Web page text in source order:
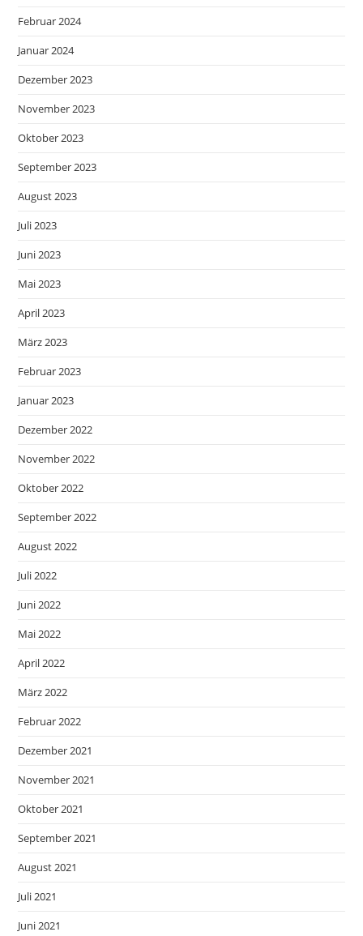
Februar 2024
Januar 2024
Dezember 2023
November 2023
Oktober 2023
September 2023
August 2023
Juli 2023
Juni 2023
Mai 2023
April 2023
März 2023
Februar 2023
Januar 2023
Dezember 2022
November 2022
Oktober 2022
September 2022
August 2022
Juli 2022
Juni 2022
Mai 2022
April 2022
März 2022
Februar 2022
Dezember 2021
November 2021
Oktober 2021
September 2021
August 2021
Juli 2021
Juni 2021